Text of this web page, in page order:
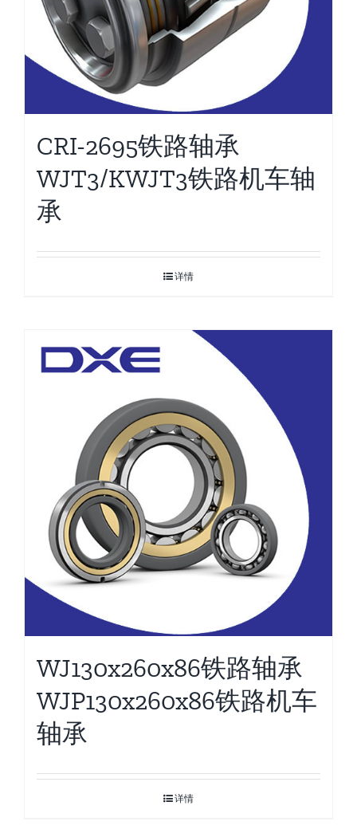
CRI-2695铁路轴承
WJT3/KWJT3铁路机车轴
承
详情
WJ130x260x86铁路轴承
WJP130x260x86铁路机车
轴承
详情